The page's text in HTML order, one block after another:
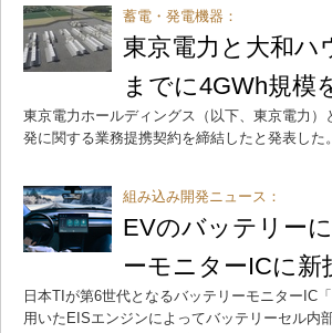
蓄電・発電機器：
東京電力と大和
までに4GWh規模
東京電力ホールディングス（以下、東京電力
発に関する業務提携契約を締結したと発表した。
組み込み開発ニュース：
EVのバッテリー
ーモニターICに新
日本TIが第6世代となるバッテリーモニターIC
用いたEISエンジンによってバッテリーセル内